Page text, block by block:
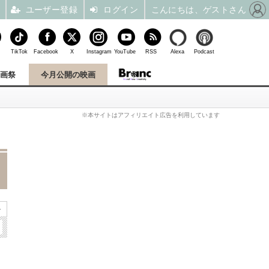
祭 今月公開の映画
※本サイトはアフィリエイト広告を利用しています
TikTok Facebook X Instagram YouTube RSS Alexa Podcast
ユーザー登録 ログイン こんにちは、ゲストさん